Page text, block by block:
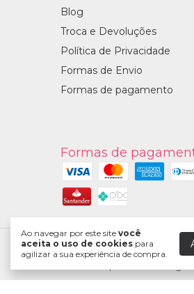
Ao navegar por este site você
aceita o uso de cookies para
agilizar a sua experiência de compra.
Blog
Troca e Devoluções
Política de Privacidade
Formas de Envio
Formas de pagamento
Formas de
Marpax
©2026. Marpax Comercio